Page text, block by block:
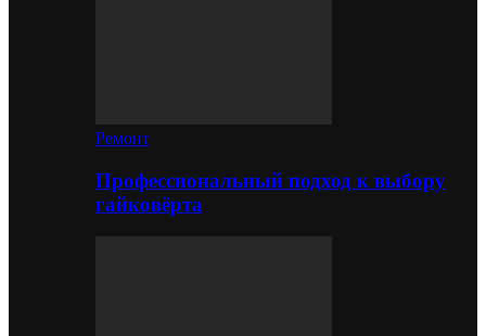
Ремонт
Профессиональный подход к выбору
гайковёрта